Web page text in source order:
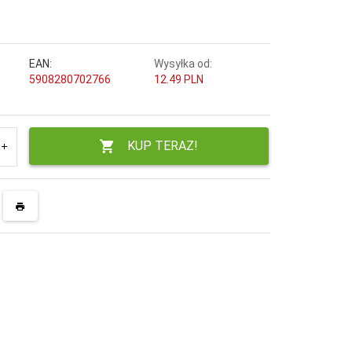
EAN:
5908280702766
Wysyłka od:
12.49 PLN
KUP TERAZ!